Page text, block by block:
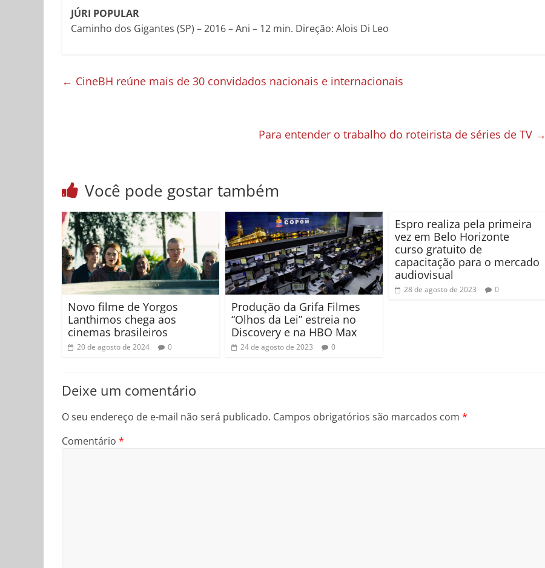
JÚRI POPULAR
Caminho dos Gigantes (SP) – 2016 – Ani – 12 min. Direção: Alois Di Leo
← CineBH reúne mais de 30 convidados nacionais e internacionais
Para entender o trabalho do roteirista de séries de TV →
Você pode gostar também
Novo filme de Yorgos
Lanthimos chega aos
cinemas brasileiros
20 de agosto de 2024 0
Produção da Grifa Filmes
“Olhos da Lei” estreia no
Discovery e na HBO Max
24 de agosto de 2023 0
Espro realiza pela primeira
vez em Belo Horizonte
curso gratuito de
capacitação para o mercado
audiovisual
28 de agosto de 2023 0
Deixe um comentário
O seu endereço de e-mail não será publicado. Campos obrigatórios são marcados com *
Comentário *